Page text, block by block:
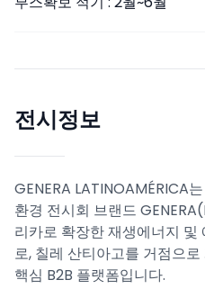
전시정보
GENERA LATINOAMÉRICA
환경 전시회 브랜드
리카로 확장한 재생에너지 및
로, 칠레 산티아고를 거점으
핵심 B2B 플랫폼입니다.